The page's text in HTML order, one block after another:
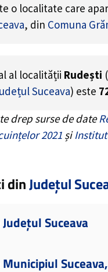
o localitate care
, din Comuna
al localității Rudești (
Suceava) este
drep surse de date
2021 și
dinJudețul
Suceava